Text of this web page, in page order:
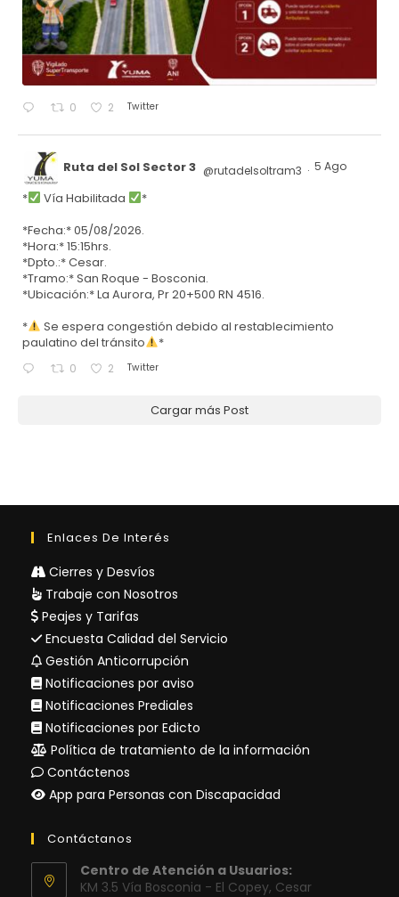
0 2 Twitter
Ruta del Sol Sector 3 @rutadelsoltram3 · 5 Ago
* Vía Habilitada
*
*Fecha:* 05/08/2026.
*Hora:* 15:15hrs.
*Dpto.:* Cesar.
*Tramo:* San Roque - Bosconia.
*Ubicación:* La Aurora, Pr 20+500 RN 4516.
*
Se espera congestión debido al restablecimiento
paulatino del tránsito
*
0 2 Twitter
Cargar más Post
Enlaces De Interés
Cierres y Desvíos
Trabaje con Nosotros
Peajes y Tarifas
Encuesta Calidad del Servicio
Gestión Anticorrupción
Notificaciones por aviso
Notificaciones Prediales
Notificaciones por Edicto
Política de tratamiento de la información
Contáctenos
App para Personas con Discapacidad
Contáctanos
Centro de Atención a Usuarios:
KM 3.5 Vía Bosconia - El Copey, Cesar